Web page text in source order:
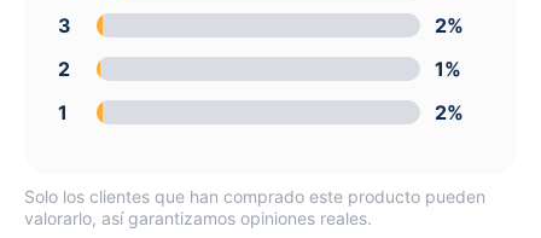
3
2%
2
1%
1
2%
Solo los clientes que han comprado este producto pueden
valorarlo, así garantizamos opiniones reales.